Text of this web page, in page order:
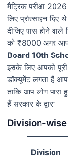
मैट्रिक परीक्षा 2026
लिए प्रोत्साहन दिए
दीजिए पास होने वाले
को ₹8000 अगर आप
Board 10th
इसके लिए आपको पूरी
डॉक्यूमेंट लगता है
ताकि आप लोग पास
हैं सरकार के द्वारा
Division-
Division